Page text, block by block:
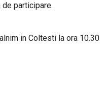
participare.
in Coltesti la ora 10.30